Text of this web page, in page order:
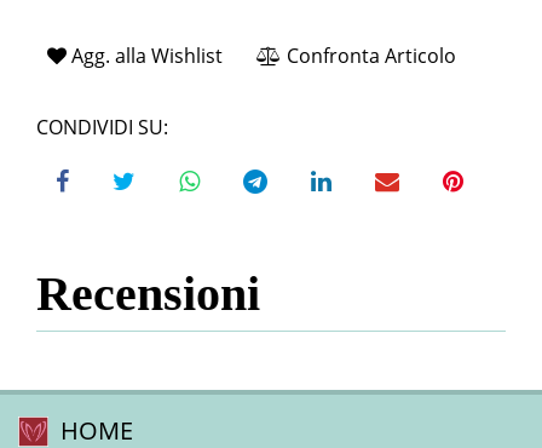
Agg. alla Wishlist Confronta Articolo
CONDIVIDI SU:
Recensioni
HOME